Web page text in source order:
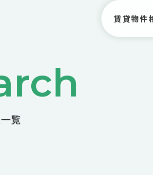
賃貸物件
覧